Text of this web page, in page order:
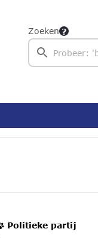
Zoeken
Politieke partij